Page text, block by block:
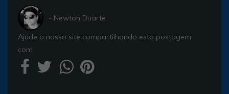
- Newton Duarte
Ajude o nosso site compartilhando esta postagem
com